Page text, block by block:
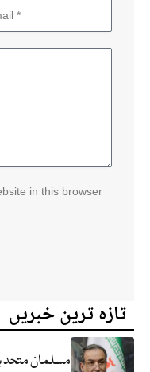
in this browser
تازہ ترین خبریں
مسلمان متحد